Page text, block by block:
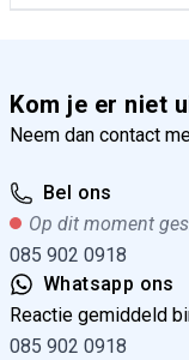
Kom je er niet
Neem dan contact
Bel ons
Op dit moment
085 902 0918
Whatsapp ons
Reactie gemiddeld
085 902 0918